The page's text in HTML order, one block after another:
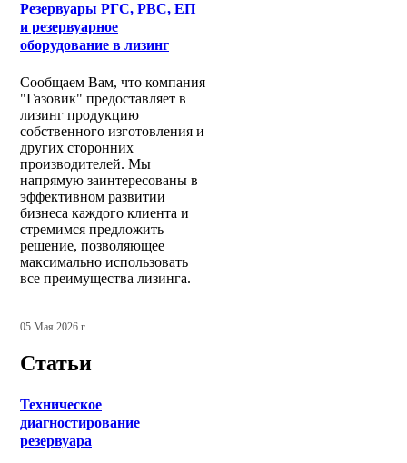
Резервуары РГС, РВС, ЕП
и резервуарное
оборудование в лизинг
Сообщаем Вам, что компания
"Газовик" предоставляет в
лизинг продукцию
собственного изготовления и
других сторонних
производителей. Мы
напрямую заинтересованы в
эффективном развитии
бизнеса каждого клиента и
стремимся предложить
решение, позволяющее
максимально использовать
все преимущества лизинга.
05 Мая 2026 г.
Статьи
Техническое
диагностирование
резервуара